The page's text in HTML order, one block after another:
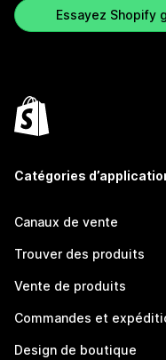
Essayez Shopify
Catégories
Canaux de vente
Trouver des produits
Vente de produits
Commandes et
Design de boutique